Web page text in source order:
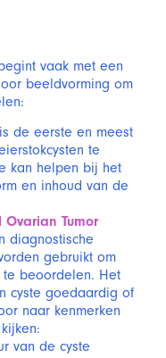
vaak met een
beeldvorming om
de eerste en meest
te
kan helpen bij het
en inhoud van de
Ovarian Tumor
diagnostische
gebruikt om
beoordelen. Het
cyste goedaardig of
naar kenmerken
van de cyste